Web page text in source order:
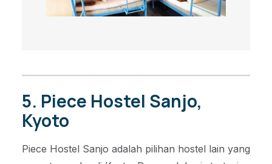
5. Piece Hostel Sanjo,
Kyoto
Piece Hostel Sanjo adalah pilihan hostel lain yang